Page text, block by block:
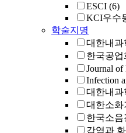
ESCI (6)
KCI우수
학술지명
대한내과
한국공업
Journal of
Infection
대한내과
대한소화
한국소
감염과